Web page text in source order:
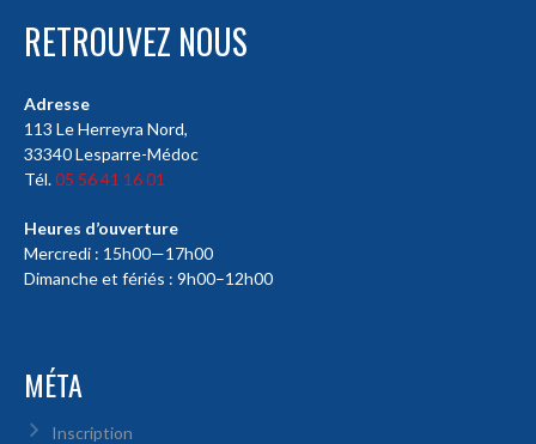
RETROUVEZ NOUS
Adresse
113 Le Herreyra Nord,
33340 Lesparre-Médoc
Tél.05 56 41 16 01
Heures d’ouverture
Mercredi : 15h00—17h00
Dimanche et fériés : 9h00–12h00
MÉTA
Inscription